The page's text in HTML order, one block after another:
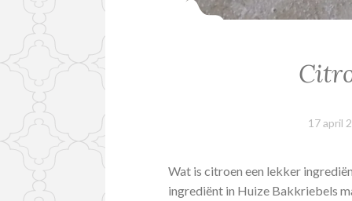
17 april
Wat is citroen een lekker
ingrediënt in Huize Bakkriebels